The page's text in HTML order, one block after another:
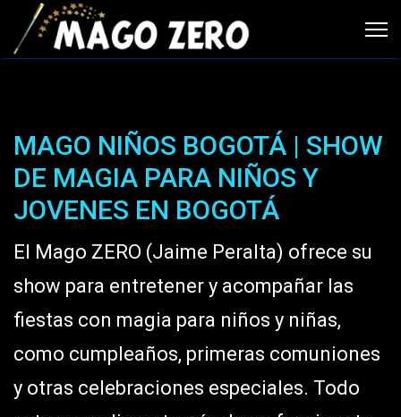
MAGO NIÑOS BOGOTÁ | SHOW
DE MAGIA PARA NIÑOS Y
JOVENES EN BOGOTÁ
El Mago ZERO (Jaime Peralta) ofrece su
show para entretener y acompañar las
fiestas con magia para niños y niñas,
como cumpleaños, primeras comuniones
y otras celebraciones especiales. Todo